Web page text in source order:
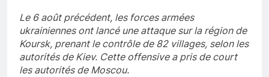
Le 6 août précédent, les forces armées
ukrainiennes ont lancé une attaque sur la région de
Koursk, prenant le contrôle de 82 villages, selon les
autorités de Kiev. Cette offensive a pris de court
les autorités de Moscou.